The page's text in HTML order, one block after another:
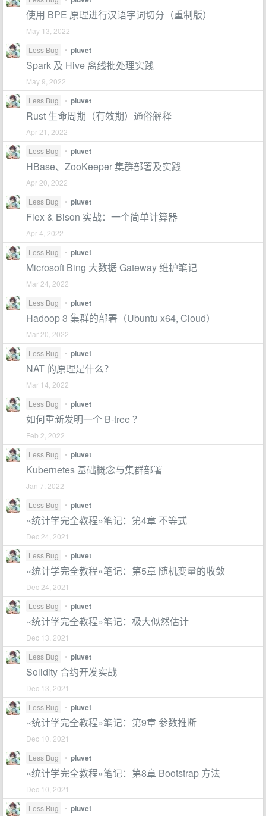
使用 BPE 原理进行汉语字词切分（重制版）
May 13, 2022
Less Bug
• pluvet
Spark 及 Hive 离线批处理实践
May 9, 2022
Less Bug
• pluvet
Rust 生命周期（有效期）通俗解释
Apr 21, 2022
Less Bug
• pluvet
HBase、ZooKeeper 集群部署及实践
Apr 20, 2022
Less Bug
• pluvet
Flex & Bison 实战：一个简单计算器
Apr 4, 2022
Less Bug
• pluvet
Microsoft Bing 大数据 Gateway 维护笔记
Mar 24, 2022
Less Bug
• pluvet
Hadoop 3 集群的部署（Ubuntu x64, Cloud）
Mar 20, 2022
Less Bug
• pluvet
NAT 的原理是什么？
Mar 14, 2022
Less Bug
• pluvet
如何重新发明一个 B-tree ？
Feb 2, 2022
Less Bug
• pluvet
Kubernetes 基础概念与集群部署
Jan 7, 2022
Less Bug
• pluvet
«统计学完全教程»笔记：第4章 不等式
Dec 24, 2021
Less Bug
• pluvet
«统计学完全教程»笔记：第5章 随机变量的收敛
Dec 24, 2021
Less Bug
• pluvet
«统计学完全教程»笔记：极大似然估计
Dec 13, 2021
Less Bug
• pluvet
Solidity 合约开发实战
Dec 13, 2021
Less Bug
• pluvet
«统计学完全教程»笔记：第9章 参数推断
Dec 10, 2021
Less Bug
• pluvet
«统计学完全教程»笔记：第8章 Bootstrap 方法
Dec 10, 2021
Less Bug
• pluvet